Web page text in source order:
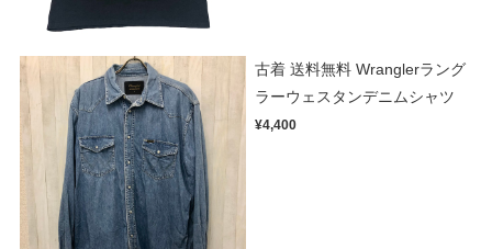
古着 送料無料 Wranglerラング
ラーウェスタンデニムシャツ
¥4,400